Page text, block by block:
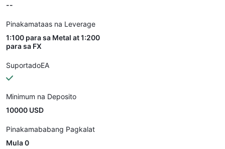
--
Pinakamataas na Leverage
1:100 para sa Metal at 1:200
para sa FX
SuportadoEA
Minimum na Deposito
10000 USD
Pinakamababang Pagkalat
Mula 0